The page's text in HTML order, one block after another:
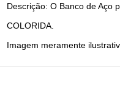
Descrição: O Banco de Aço
COLORIDA.
Imagem meramente